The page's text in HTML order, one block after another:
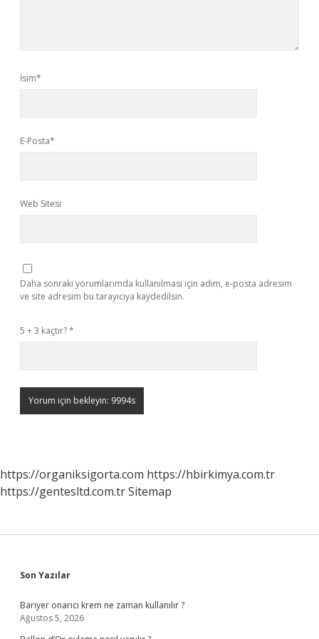
İsim*
E-Posta*
Web Sitesi
Daha sonraki yorumlarımda kullanılması için adım, e-posta adresim
ve site adresim bu tarayıcıya kaydedilsin.
5 + 3 kaçtır?*
https://organiksigorta.com https://hbirkimya.com.tr
https://gentesltd.com.trSitemap
Sidebar
Son Yazılar
Bariyer onarıcı krem ne zaman kullanılır ?
Ağustos 5, 2026